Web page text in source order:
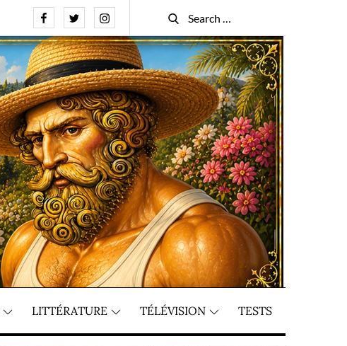
FacebookTwitterInstagram
Search
for:
Search
LITTÉRATURE TÉLÉVISION TESTS